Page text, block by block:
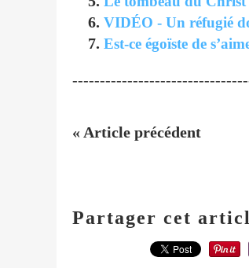
VIDÉO - Un réfugié
Est-ce égoïste de
« Article précédent
Partager cet